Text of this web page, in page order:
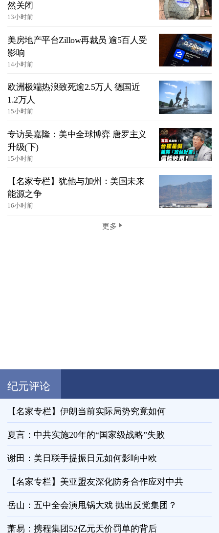
然关闭
13小时前
美房地产平台Zillow再裁员 逾5百人受
影响
14小时前
欧洲极端热浪致死逾2.5万人 德国近
1.2万人
15小时前
专访吴嘉隆：美中全球博弈 唐罗主义
升级(下)
15小时前
【名家专栏】犹他与加州：美国未来
能源之争
16小时前
更多
纪元评论
【名家专栏】伊朗当前实际局势究竟如何
夏言：中共实施20年的“国家级战略”失败
谢田：美日联手提振日元如何影响中欧
【名家专栏】美亚盟友深化防务合作应对中共
岳山：五中全会演甩锅大戏 抛出反党集团？
萧易：携程集团52亿元天价罚单的背后